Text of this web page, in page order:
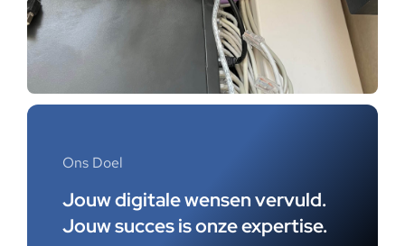
Ons Doel
Jouw digitale wensen vervuld.
Jouw succes is onze expertise.